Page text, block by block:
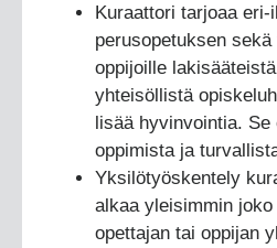
Kuraattori tarjoaa
perusopetuksen
oppijoille
yhteisöllistä
lisää hyvinvointia.
oppimista ja
Yksilötyöskentely
alkaa yleisimmin joko
opettajan tai oppijan